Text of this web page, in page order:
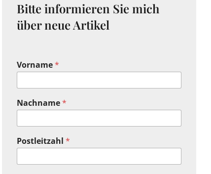
Bitte informieren Sie mich
über neue Artikel
Vorname*
Nachname*
Postleitzahl*